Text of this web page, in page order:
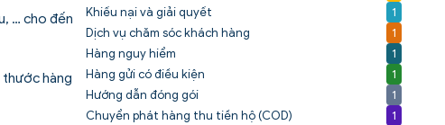
… cho đến
thước hàng
Khiếu nại và giải quyết
1
Dịch vụ chăm sóc khách hàng
1
Hàng nguy hiểm
1
Hàng gửi có điều kiện
1
Hướng dẫn đóng gói
1
Chuyển phát hàng thu tiền hộ (COD)
1